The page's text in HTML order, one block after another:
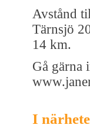
Avstånd
Tärnsjö
14 km.
Gå gärna
I